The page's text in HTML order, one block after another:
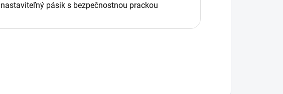
nastaviteľný pásik s bezpečnostnou prackou